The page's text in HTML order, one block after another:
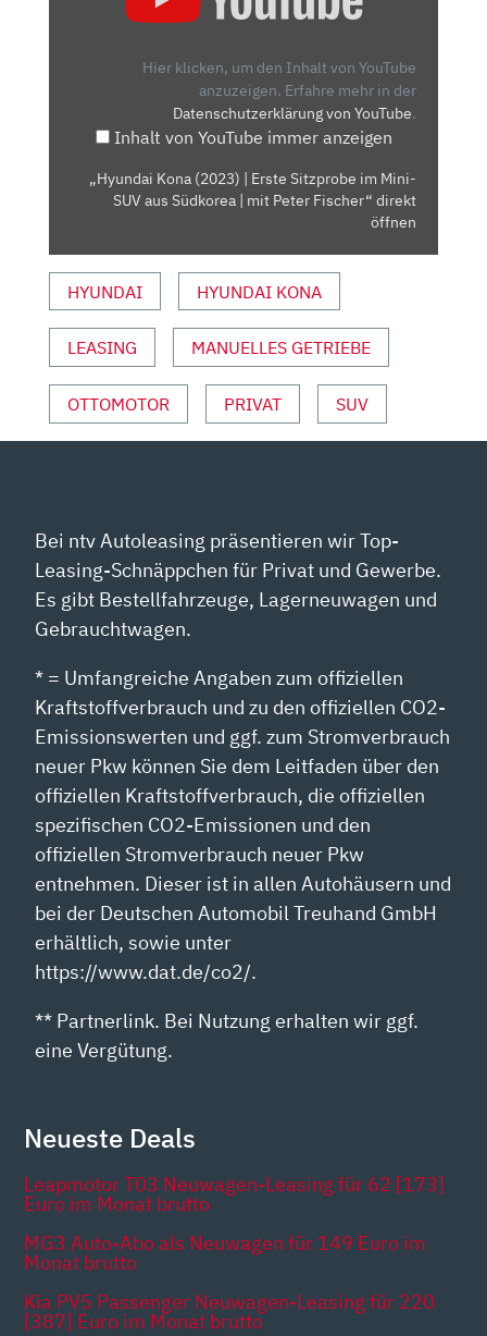
MIT
PETER
FISCHER“
VON
ANZEIGEN
Hier klicken, um den Inhalt von YouTube
anzuzeigen. Erfahre mehr in der
Datenschutzerklärung von YouTube.
Inhalt von YouTube immer anzeigen
„Hyundai Kona (2023) | Erste Sitzprobe im Mini-
SUV aus Südkorea | mit Peter Fischer“ direkt
öffnen
HYUNDAI HYUNDAI KONA
LEASING MANUELLES GETRIEBE
OTTOMOTOR PRIVAT SUV
Bei ntv Autoleasing präsentieren wir Top-
Leasing-Schnäppchen für Privat und Gewerbe.
Es gibt Bestellfahrzeuge, Lagerneuwagen und
Gebrauchtwagen.
* = Umfangreiche Angaben zum offiziellen
Kraftstoffverbrauch und zu den offiziellen CO2-
Emissionswerten und ggf. zum Stromverbrauch
neuer Pkw können Sie dem Leitfaden über den
offiziellen Kraftstoffverbrauch, die offiziellen
spezifischen CO2-Emissionen und den
offiziellen Stromverbrauch neuer Pkw
entnehmen. Dieser ist in allen Autohäusern und
bei der Deutschen Automobil Treuhand GmbH
erhältlich, sowie unter
https://www.dat.de/co2/.
** Partnerlink. Bei Nutzung erhalten wir ggf.
eine Vergütung.
Neueste Deals
Leapmotor T03 Neuwagen-Leasing für 62 [173]
Euro im Monat brutto
MG3 Auto-Abo als Neuwagen für 149 Euro im
Monat brutto
Kia PV5 Passenger Neuwagen-Leasing für 220
[387] Euro im Monat brutto